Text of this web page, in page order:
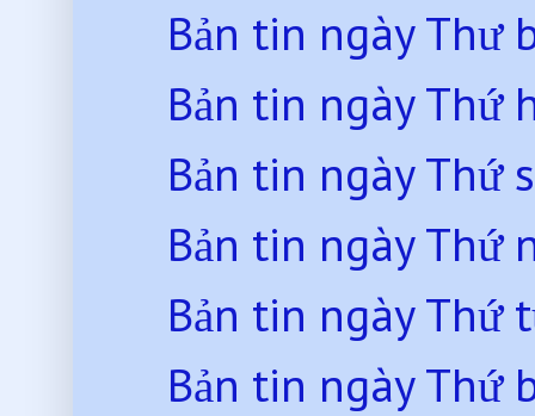
Bản tin ngày Thư
Bản tin ngày Thứ
Bản tin ngày Thứ
Bản tin ngày Thứ
Bản tin ngày Thứ
Bản tin ngày Thứ